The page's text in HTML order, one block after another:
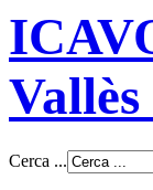
Cerca ...